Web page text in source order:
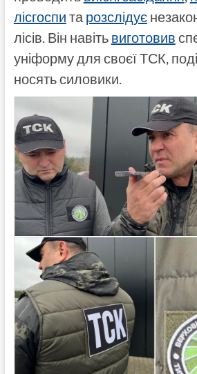
лісгоспи та розслідує
лісів. Він навіть виготовив
уніформу для своєї ТСК,
носять силовики.